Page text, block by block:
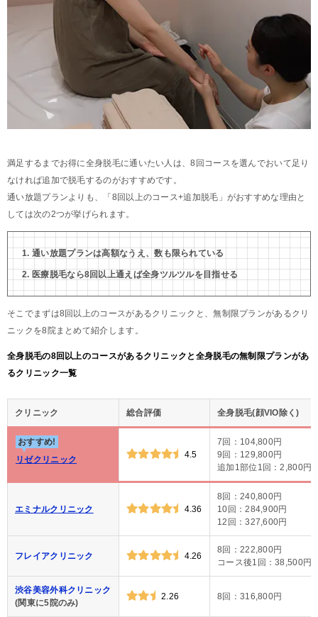
満足するまでお得に全身脱毛に通いたい人は、8回コースを選んでおいて足り
なければ追加で脱毛するのがおすすめです。
通い放題プランよりも、「8回以上のコース+追加脱毛」がおすすめな理由と
しては次の2つが挙げられます。
通い放題プランは高額なうえ、数も限られている
医療脱毛なら8回以上通えば全身ツルツルを目指せる
そこでまずは8回以上のコースがあるクリニックと、無制限プランがあるクリ
ニックを8院まとめて紹介します。
全身脱毛の8回以上のコースがあるクリニックと全身脱毛の無制限プランがあ
るクリニック一覧
クリニック 総合評価 全身脱毛(顔VIO除く)
おすすめ!
リゼクリニック
4.5
7回：104,800円
9回：129,800円
追加1部位1回：2,800円
エミナルクリニック 4.36
8回：240,800円
10回：284,900円
12回：327,600円
フレイアクリニック 4.26
8回：222,800円
コース後1回：38,500円
渋谷美容外科クリニック
(関東に5院のみ)
2.26 8回：316,800円